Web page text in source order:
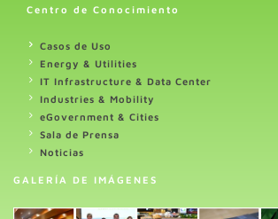
Centro de Conocimiento
Casos de Uso
Energy & Utilities
IT Infrastructure & Data Center
Industries & Mobility
eGovernment & Cities
Sala de Prensa
Noticias
GALERÍA DE IMÁGENES